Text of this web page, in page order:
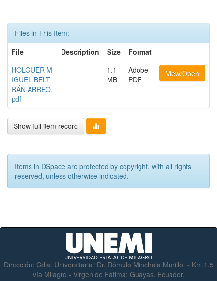
Files in This Item:
File
Description Size
Format
HOLGUER M
IGUEL BELT
RÁN ABREO.
pdf
1.1
MB
Adobe
PDF
View/Open
Show full item record
Items in DSpace are protected by copyright, with all rights
reserved, unless otherwise indicated.
Dirección: Cdla. Universitaria “Dr. Rómulo Minchala Murillo” - Km.1.5
vía Milagro - Virgen de Fátima; Guayas, Ecuador.